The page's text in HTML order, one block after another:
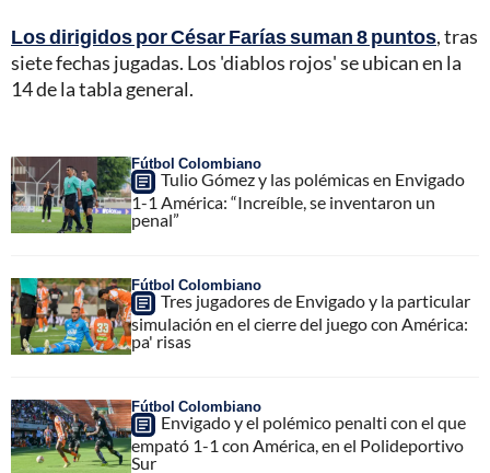
Los dirigidos por César Farías suman 8 puntos, tras
siete fechas jugadas. Los 'diablos rojos' se ubican en la
14 de la tabla general.
Fútbol Colombiano
Tulio Gómez y las polémicas en Envigado
1-1 América: “Increíble, se inventaron un
penal”
Fútbol Colombiano
Tres jugadores de Envigado y la particular
simulación en el cierre del juego con América:
pa' risas
Fútbol Colombiano
Envigado y el polémico penalti con el que
empató 1-1 con América, en el Polideportivo
Sur